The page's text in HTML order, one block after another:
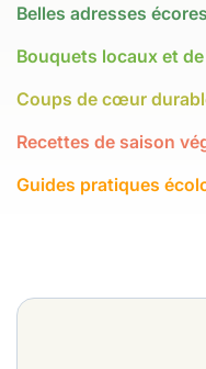
Belles adresses
Bouquets locaux et
Coups de cœur
Recettes de saison
Guides pratiques